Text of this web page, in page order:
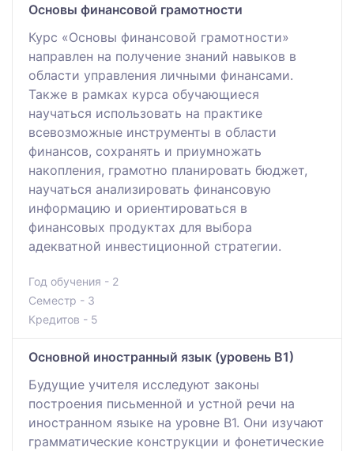
Основы финансовой грамотности
Курс «Основы финансовой грамотности»
направлен на получение знаний навыков в
области управления личными финансами.
Также в рамках курса обучающиеся
научаться использовать на практике
всевозможные инструменты в области
финансов, сохранять и приумножать
накопления, грамотно планировать бюджет,
научаться анализировать финансовую
информацию и ориентироваться в
финансовых продуктах для выбора
адекватной инвестиционной стратегии.
Год обучения - 2
Семестр - 3
Кредитов - 5
Основной иностранный язык (уровень В1)
Будущие учителя исследуют законы
построения письменной и устной речи на
иностранном языке на уровне В1. Они изучают
грамматические конструкции и фонетические